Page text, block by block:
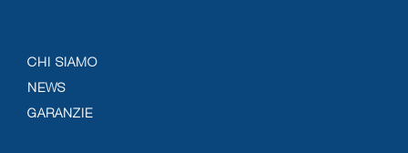
CHI SIAMO
NEWS
GARANZIE